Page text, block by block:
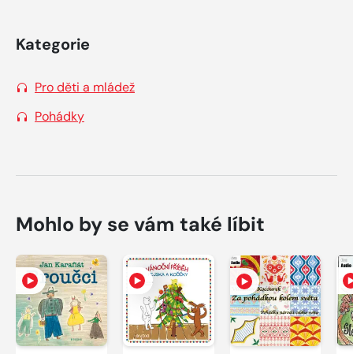
Kategorie
Pro děti a mládež
Pohádky
Mohlo by se vám také líbit